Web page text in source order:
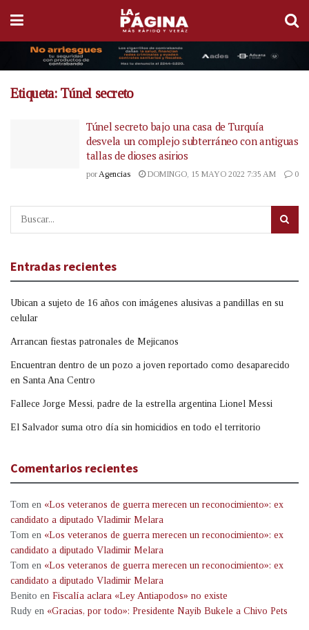
Etiqueta: Túnel secreto
Túnel secreto bajo una casa de Turquía
desvela un complejo subterráneo con antiguas
tallas de dioses asirios
por Agencias DOMINGO, 15 MAYO 2022 7:35 AM 0
Entradas recientes
Ubican a sujeto de 16 años con imágenes alusivas a pandillas en su
celular
Arrancan fiestas patronales de Mejicanos
Encuentran dentro de un pozo a joven reportado como desaparecido
en Santa Ana Centro
Fallece Jorge Messi, padre de la estrella argentina Lionel Messi
El Salvador suma otro día sin homicidios en todo el territorio
Comentarios recientes
Tom en «Los veteranos de guerra merecen un reconocimiento»: ex
candidato a diputado Vladimir Melara
Tom en «Los veteranos de guerra merecen un reconocimiento»: ex
candidato a diputado Vladimir Melara
Tom en «Los veteranos de guerra merecen un reconocimiento»: ex
candidato a diputado Vladimir Melara
Benito en Fiscalía aclara «Ley Antiapodos» no existe
Rudy en «Gracias, por todo»: Presidente Nayib Bukele a Chivo Pets